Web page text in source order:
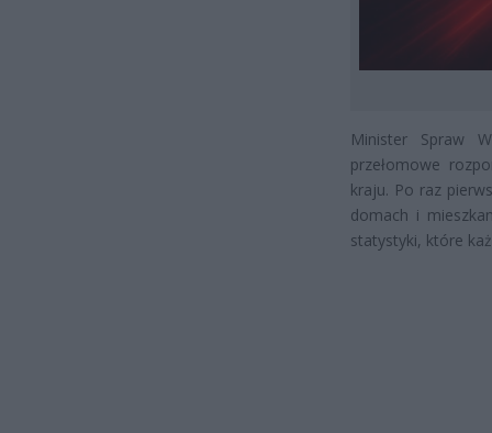
Minister Spraw
przełomowe
kraju. Po raz
domach i
statystyki, które